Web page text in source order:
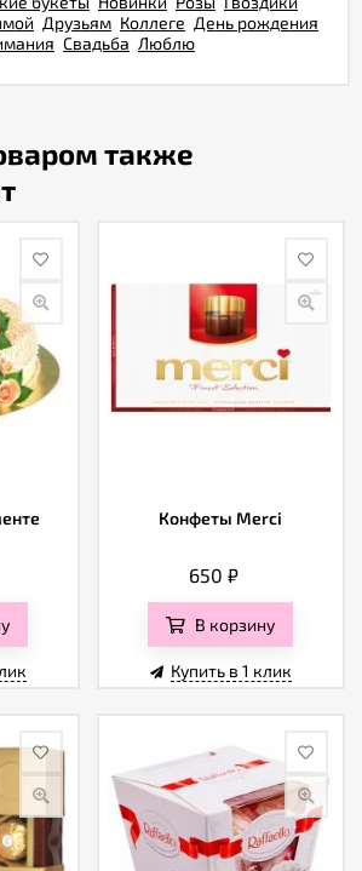
Друзьям Коллеге День рождения
Свадьба Люблю
также
Конфеты Merci
650 ₽
В корзину
Купить в 1 клик